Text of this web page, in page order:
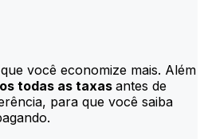
você economize mais. Além
todas as taxas antes de
para que você saiba